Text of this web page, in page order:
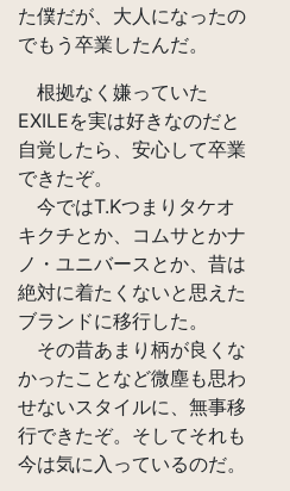
た僕だが、大人になったの
でもう卒業したんだ。
根拠なく嫌っていた
EXILEを実は好きなのだと
自覚したら、安心して卒業
できたぞ。
今ではT.Kつまりタケオ
キクチとか、コムサとかナ
ノ・ユニバースとか、昔は
絶対に着たくないと思えた
ブランドに移行した。
その昔あまり柄が良くな
かったことなど微塵も思わ
せないスタイルに、無事移
行できたぞ。そしてそれも
今は気に入っているのだ。